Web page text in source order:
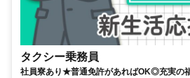
タクシー乗務員
社員寮あり★普通免許があればOK◎充実の